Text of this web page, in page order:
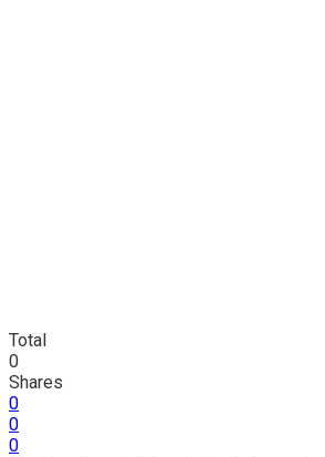
Total
0
Shares
0
0
0